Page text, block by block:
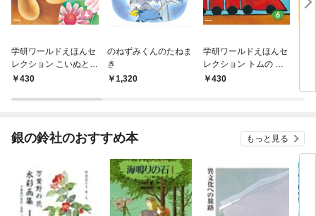
学研ワールドえほんセ
レクション こいぬと
もりの なかまたち
430
のねずみくんのたねま
き
1,320
学研ワールドえほんセ
レクション トムの れ
っしゃで ポッポー
430
銀の鈴社のおすすめ本 もっと見る